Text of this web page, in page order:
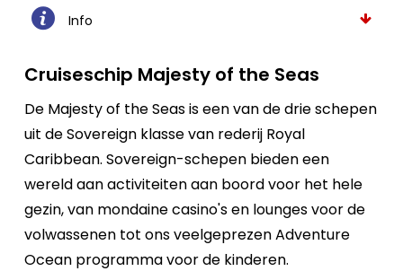
Info
Cruiseschip Majesty of the Seas
De Majesty of the Seas is een van de drie schepen
uit de Sovereign klasse van rederij Royal
Caribbean. Sovereign-schepen bieden een
wereld aan activiteiten aan boord voor het hele
gezin, van mondaine casino's en lounges voor de
volwassenen tot ons veelgeprezen Adventure
Ocean programma voor de kinderen.